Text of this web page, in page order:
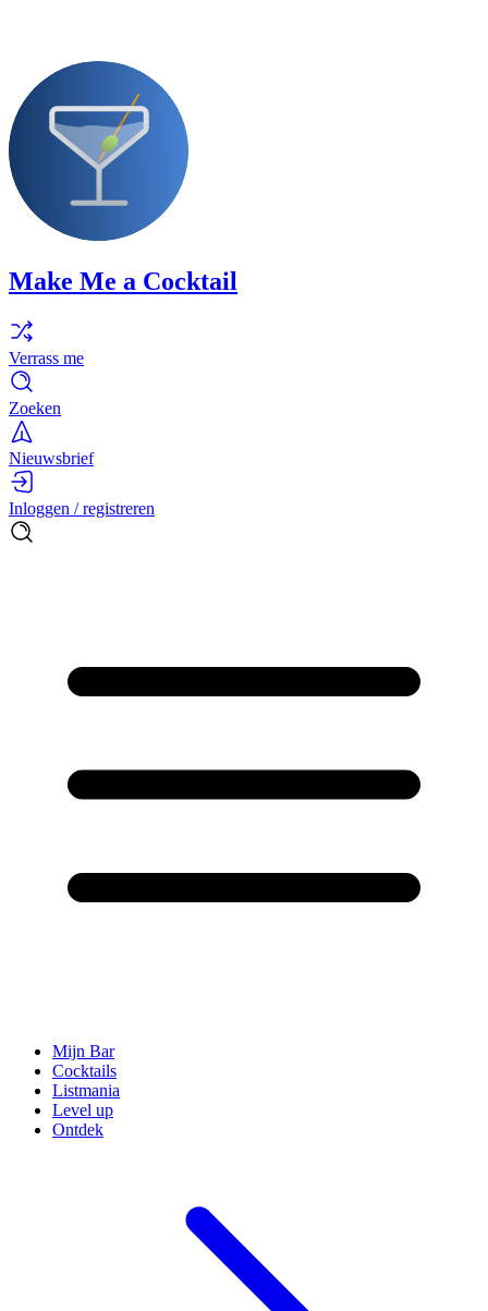
Make Me a Cocktail
Verrass me
Zoeken
Nieuwsbrief
Inloggen / registreren
Mijn Bar
Cocktails
Listmania
Level up
Ontdek